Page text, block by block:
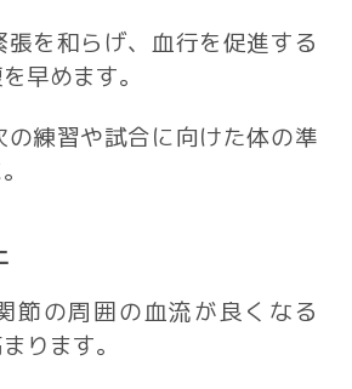
を和らげ、血行を促進する
早めます。
の練習や試合に向けた体の準
節の周囲の血流が良くなる
ります。